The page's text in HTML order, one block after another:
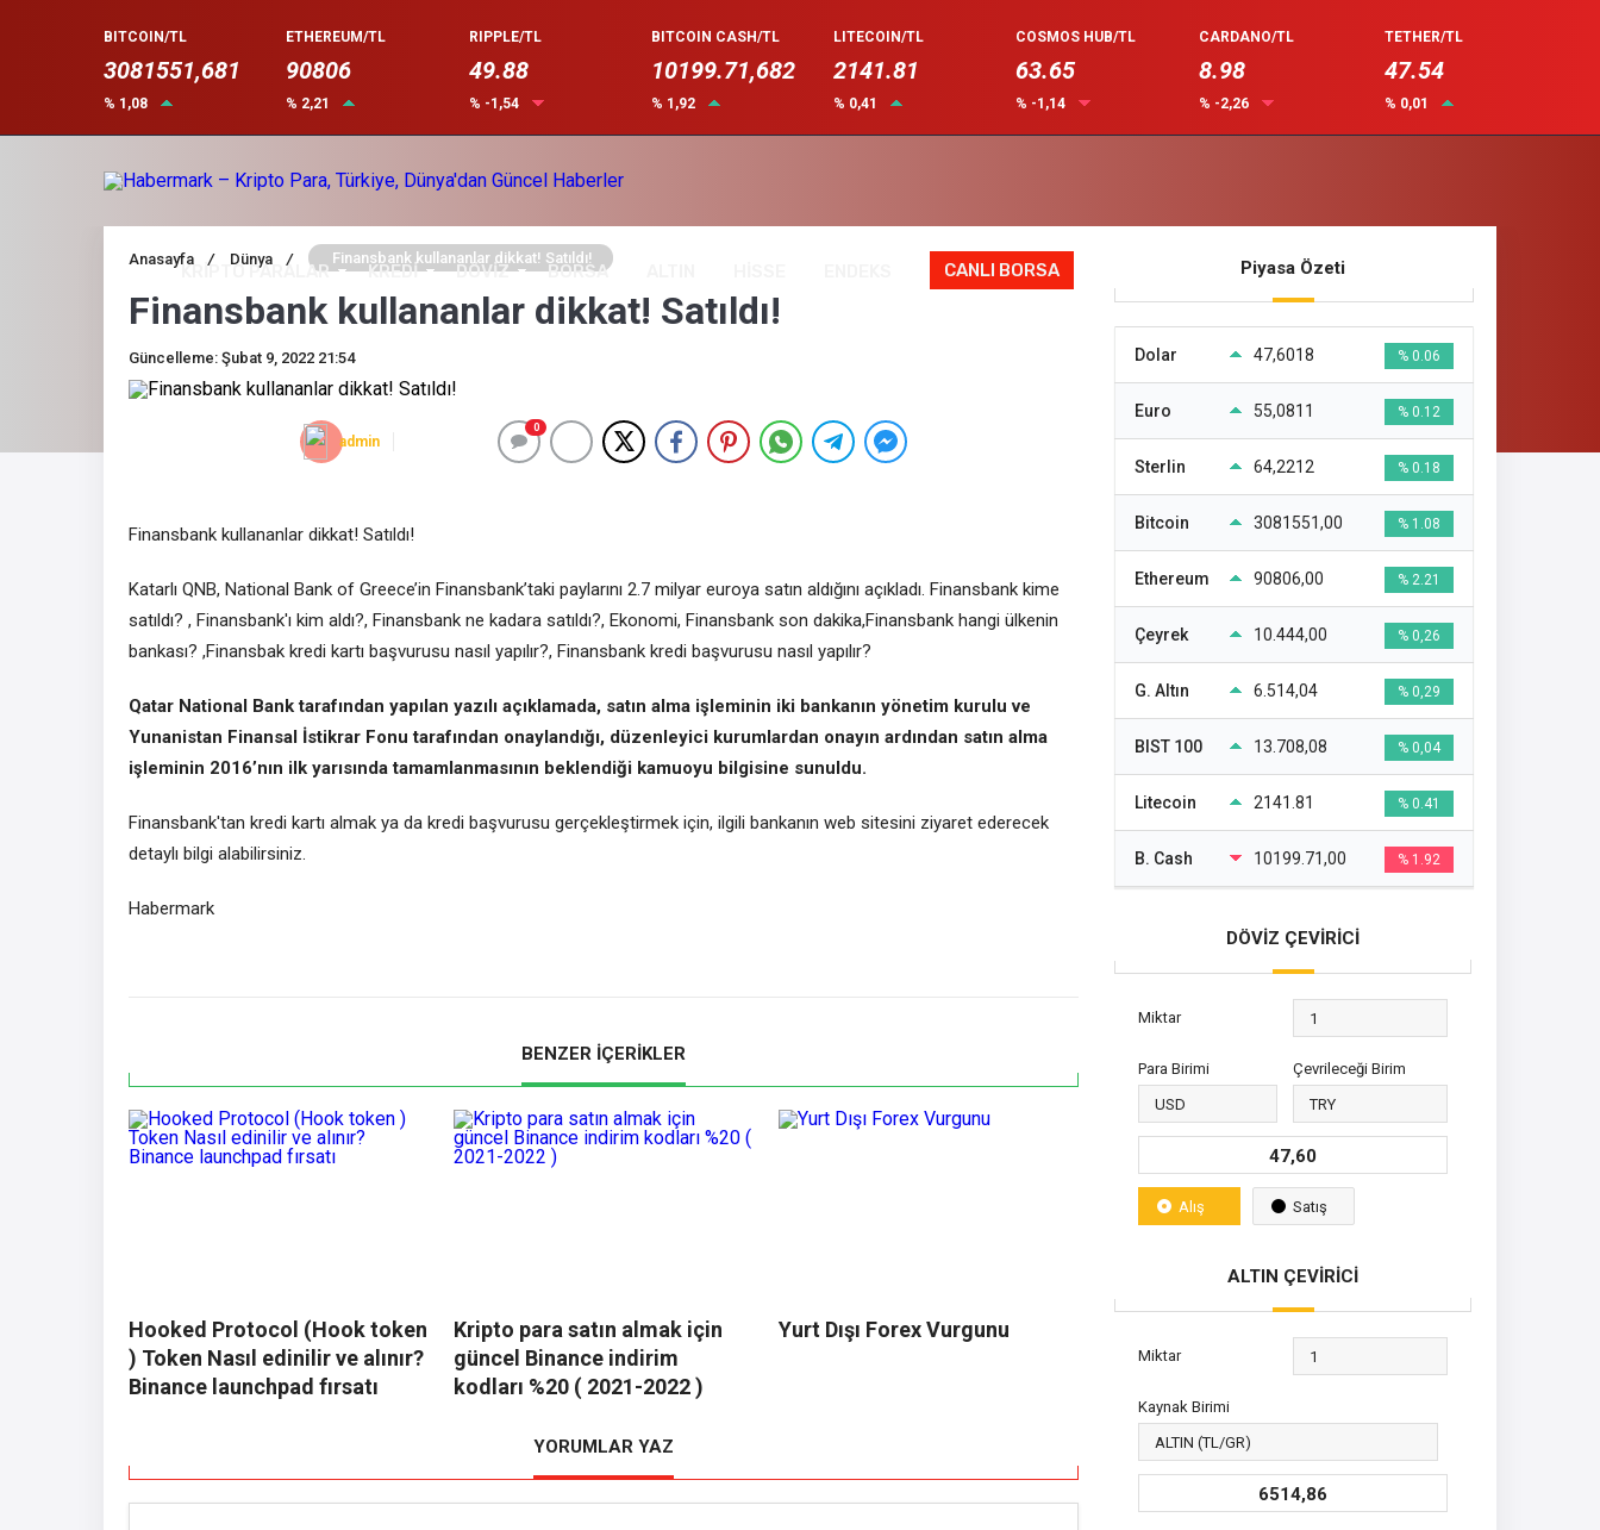
BITCOIN/TL
3081551,681
% 1,08
ETHEREUM/TL
90806
% 2,21
RIPPLE/TL
49.88
% -1,54
BITCOIN CASH/TL
10199.71,682
% 1,92
LITECOIN/TL
2141.81
% 0,41
COSMOS HUB/TL
63.65
% -1,14
CARDANO/TL
8.98
% -2,26
TETHER/TL
47.54
% 0,01
KRİPTO PARALAR KREDİ DÖVİZ BORSA CANLI BORSA
Anasayfa / Dünya / Finansbank kullananlar dikkat! Satıldı!
Finansbank kullananlar dikkat! Satıldı!
Güncelleme: Şubat 9, 2022 21:54
admin
0
Finansbank kullananlar dikkat! Satıldı!
Katarlı QNB, National Bank of Greece’in Finansbank’taki paylarını 2.7 milyar euroya satın aldığını açıkladı. Finansbank kime
satıldı? , Finansbank'ı kim aldı?, Finansbank ne kadara satıldı?, Ekonomi, Finansbank son dakika,Finansbank hangi ülkenin
bankası? ,Finansbak kredi kartı başvurusu nasıl yapılır?, Finansbank kredi başvurusu nasıl yapılır?
Qatar National Bank tarafından yapılan yazılı açıklamada, satın alma işleminin iki bankanın yönetim kurulu ve
Yunanistan Finansal İstikrar Fonu tarafından onaylandığı, düzenleyici kurumlardan onayın ardından satın alma
işleminin 2016’nın ilk yarısında tamamlanmasının beklendiği kamuoyu bilgisine sunuldu.
Finansbank'tan kredi kartı almak ya da kredi başvurusu gerçekleştirmek için, ilgili bankanın web sitesini ziyaret ederecek
detaylı bilgi alabilirsiniz.
Habermark
BENZER İÇERİKLER
Hooked Protocol (Hook token
) Token Nasıl edinilir ve alınır?
Binance launchpad fırsatı
Kripto para satın almak için
güncel Binance indirim
kodları %20 ( 2021-2022 )
Yurt Dışı Forex Vurgunu
YORUMLAR YAZ
Piyasa Özeti
Dolar 47,6018 % 0.06
Euro 55,0811 % 0.12
Sterlin 64,2212 % 0.18
Bitcoin 3081551,00 % 1.08
Ethereum 90806,00 % 2.21
Çeyrek 10.444,00 % 0,26
G. Altın 6.514,04 % 0,29
BIST 100 13.708,08 % 0,04
Litecoin 2141.81 % 0.41
B. Cash 10199.71,00 % 1.92
DÖVİZ ÇEVİRİCİ
Miktar
Para Birimi Çevrileceği Birim
47,60
Alış Satış
ALTIN ÇEVİRİCİ
Miktar
Kaynak Birimi
6514,86